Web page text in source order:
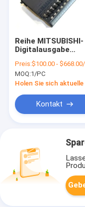
Reihe MITSUBISHI-
Digitalausgabe
Punkt-Transistor
Preis:$100.00 - $668.00/
MOQ:1/PC
Kontakt